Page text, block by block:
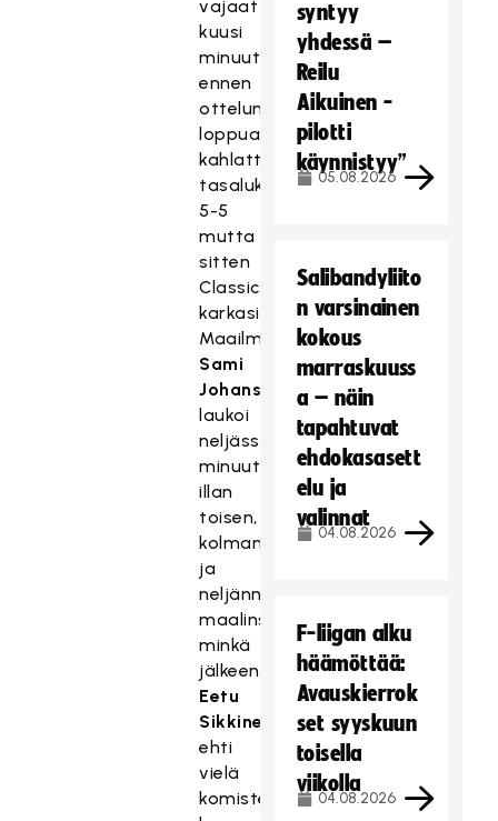
vajaat
kuusi
minuuttia
ennen
ottelun
loppua
kahlattiin
tasalukemissa
5-5
mutta
sitten
Classic
karkasi.
Maailmanmestari
Sami
Johansson
laukoi
neljässä
minuutissa
illan
toisen,
kolmannen
ja
neljännen
maalinsa,
minkä
jälkeen
Eetu
Sikkinen
ehti
vielä
komistella
syntyy
yhdessä –
Reilu
Aikuinen -
pilotti
käynnistyy”
05.08.2026
Salibandyliito
n varsinainen
kokous
marraskuuss
a – näin
tapahtuvat
ehdokasasett
elu ja
valinnat
04.08.2026
F-liigan alku
häämöttää:
Avauskierrok
set syyskuun
toisella
viikolla
04.08.2026